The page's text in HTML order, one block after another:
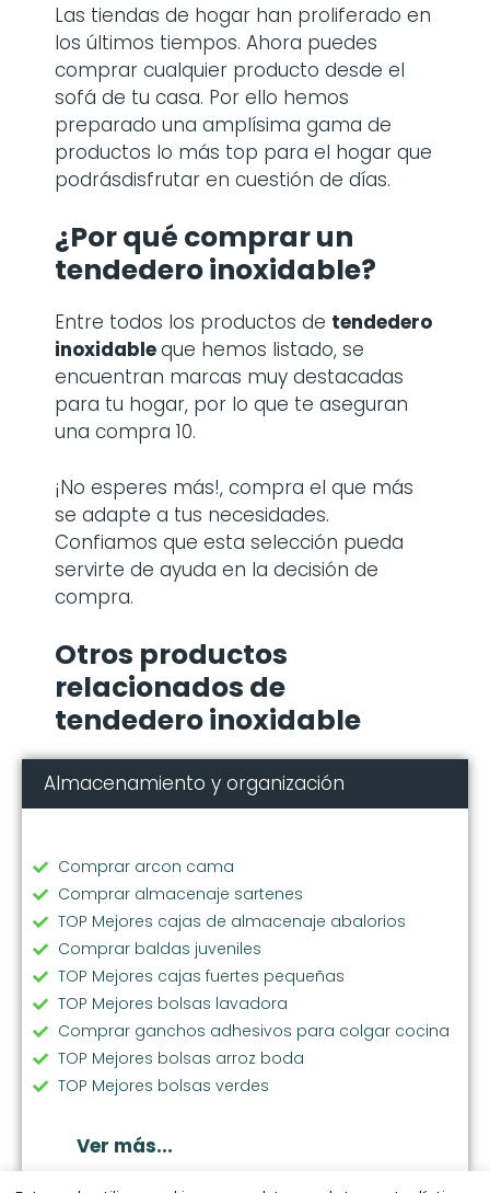
Las tiendas de hogar han proliferado en
los últimos tiempos. Ahora puedes
comprar cualquier producto desde el
sofá de tu casa. Por ello hemos
preparado una amplísima gama de
productos lo más top para el hogar que
podrásdisfrutar en cuestión de días.
¿Por qué comprarun
tendedero inoxidable?
Entre todos los productos de tendedero
inoxidableque hemos listado, se
encuentran marcas muy destacadas
para tu hogar, por lo que te aseguran
una compra 10.
¡No esperes más!, compra el que más
se adapte a tus necesidades.
Confiamos que esta selección pueda
servirte de ayuda en la decisión de
compra.
Otros productos
relacionados de
tendedero inoxidable
Almacenamiento y organización
Comprar arcon cama
Comprar almacenaje sartenes
TOP Mejores cajas de almacenaje abalorios
Comprar baldas juveniles
TOP Mejores cajas fuertes pequeñas
TOP Mejores bolsas lavadora
Comprar ganchos adhesivos para colgar cocina
TOP Mejores bolsas arroz boda
TOP Mejores bolsas verdes
Comprar bolsas ecologicas compra
Ver más...